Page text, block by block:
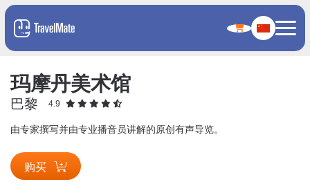
玛摩丹美术馆
巴黎 4.9
由专家撰写并由专业播音员讲解的原创有声导览。
购买